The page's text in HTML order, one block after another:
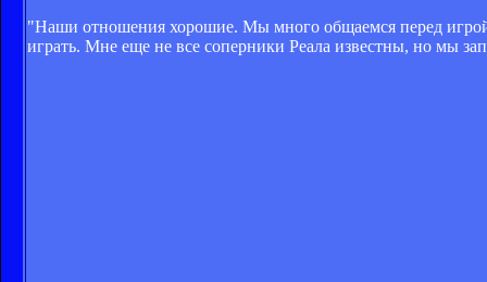
"Наши отношения хорошие. Мы много общаемся перед
играть. Мне еще не все соперники Реала известны, но мы